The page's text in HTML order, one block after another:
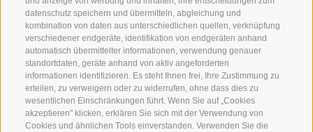
datenschutz speichern und übermitteln, abgleichung und
kombination von daten aus unterschiedlichen quellen, verknüpfung
verschiedener endgeräte, identifikation von endgeräten anhand
automatisch übermittelter informationen, verwendung genauer
standortdaten, geräte anhand von aktiv angeforderten
informationen identifizieren. Es steht Ihnen frei, Ihre Zustimmung zu
erteilen, zu verweigern oder zu widerrufen, ohne dass dies zu
wesentlichen Einschränkungen führt. Wenn Sie auf „Cookies
akzeptieren" klicken, erklären Sie sich mit der Verwendung von
Cookies und ähnlichen Tools einverstanden. Verwenden Sie die
Borgata Cima, 133
33012 Sappada
Ud
01079250252
Tel.:+39 3929733013
info@eirldolomites.com